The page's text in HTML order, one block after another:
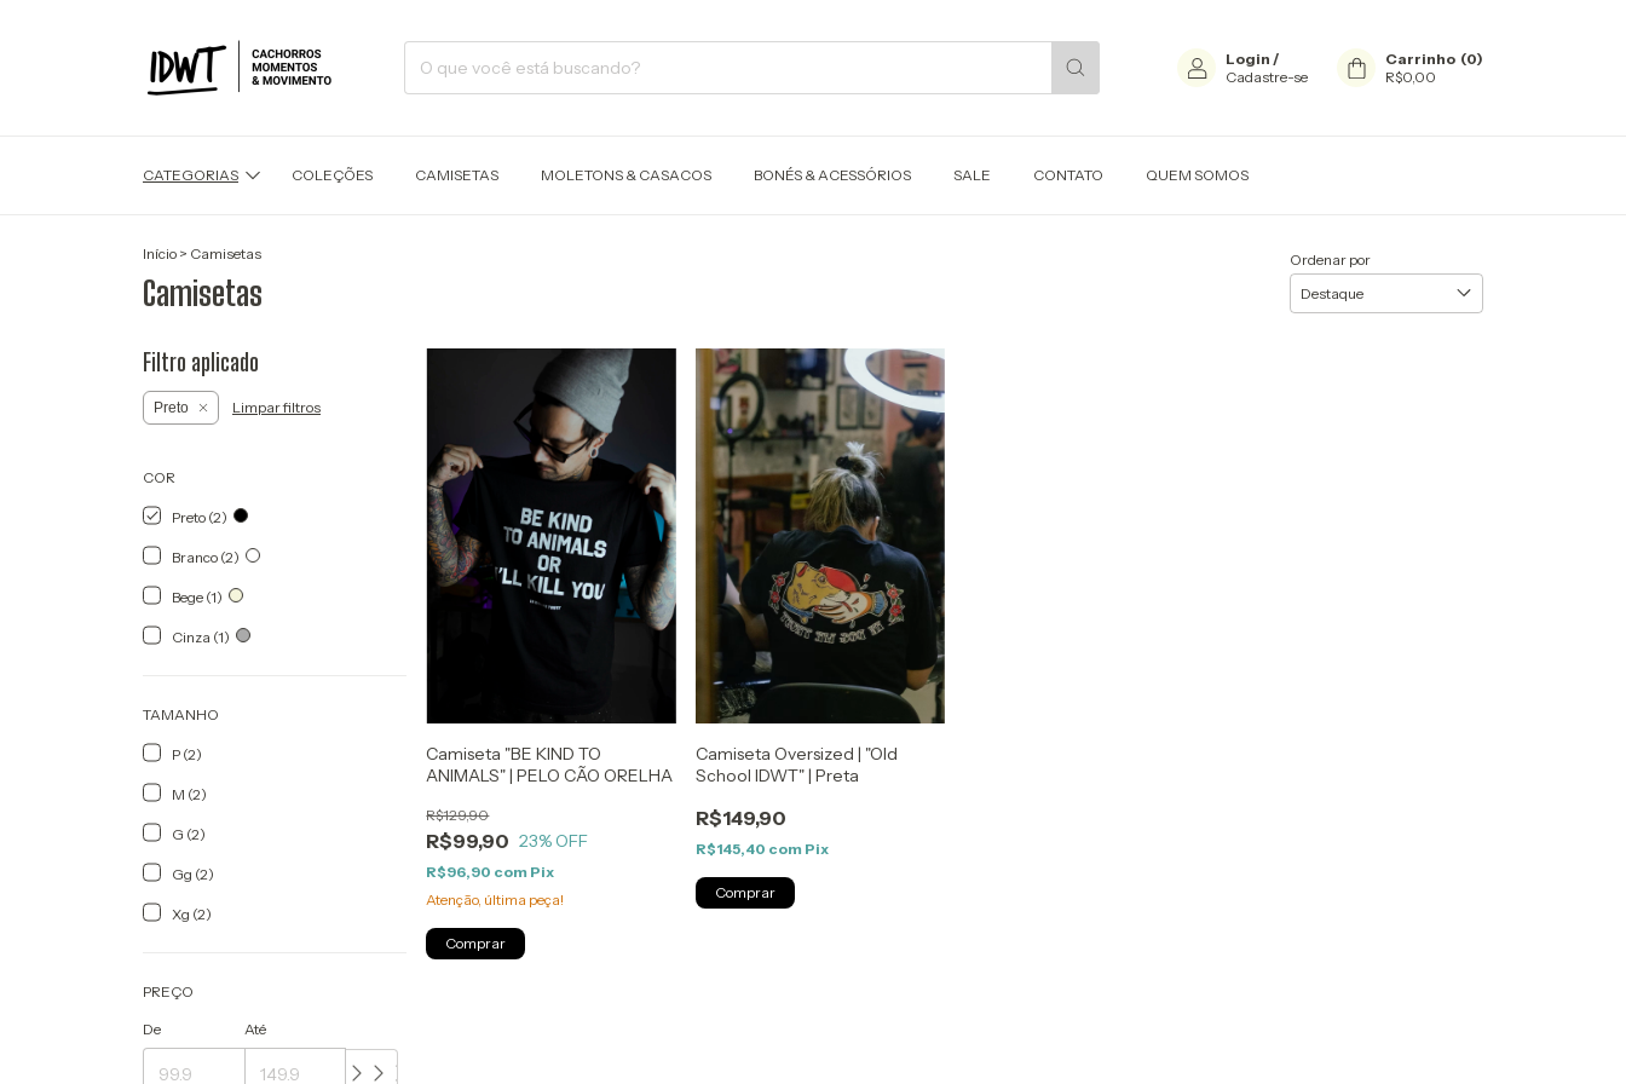
Login /
Cadastre-se
Carrinho (0)
R$0,00
CATEGORIAS COLEÇÕES CAMISETAS MOLETONS & CASACOS BONÉS & ACESSÓRIOS SALE CONTATO QUEM SOMOS
Início > Camisetas
Camisetas
Ordenar por
Filtro aplicado
Preto Limpar filtros
COR
Preto (2)
Branco (2)
Bege (1)
Cinza (1)
TAMANHO
P (2)
M (2)
G (2)
Gg (2)
Xg (2)
PREÇO
De Até
Camiseta "BE KIND TO
ANIMALS" | PELO CÃO ORELHA
R$99,90
R$129,90
23% OFF
R$96,90 com Pix
Atenção, última peça!
Comprar
Camiseta Oversized | "Old
School IDWT" | Preta
R$149,90
R$145,40 com Pix
Comprar